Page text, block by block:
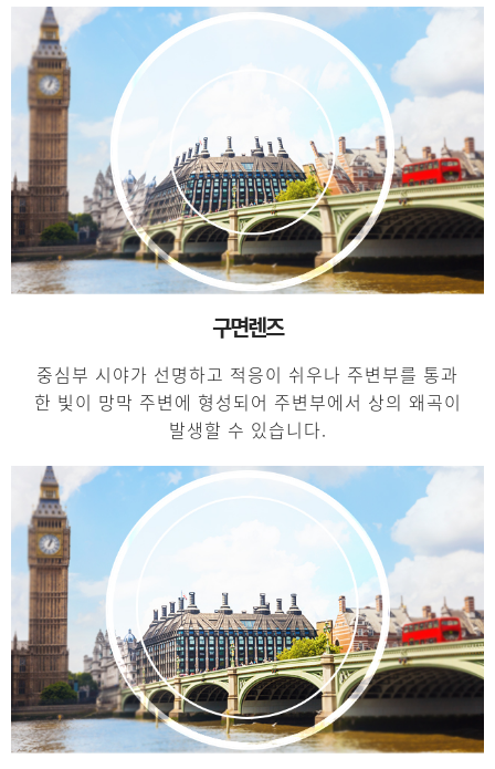
구면렌즈
중심부 시야가 선명하고 적응이 쉬우나 주변부를 통과
한 빛이 망막 주변에 형성되어 주변부에서 상의 왜곡이
발생할 수 있습니다.